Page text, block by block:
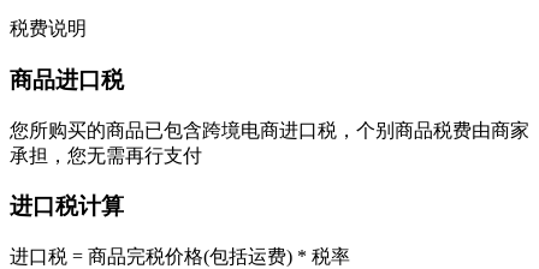
税费说明
商品进口税
您所购买的商品已包含跨境电商进口税，个别商品税费由商家
承担，您无需再行支付
进口税计算
进口税 = 商品完税价格(包括运费) * 税率